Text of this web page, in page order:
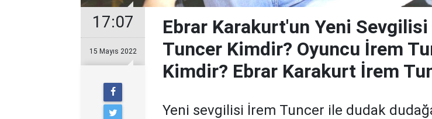
17:07
15 Mayıs 2022
Ebrar Karakurt'un Yeni
Tuncer Kimdir? Oyuncu İrem
Kimdir? Ebrar Karakurt İrem
Yeni sevgilisi İrem Tuncer ile dudak